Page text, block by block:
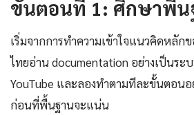
ขั้นตอนที่ 1: ศึกษาพื้น
เริ่มจากการทำความเข้าใจแนวคิดหลัก
ไทยอ่าน documentation อย่างเป็นระ
YouTube และลองทำตามทีละขั้นตอนอ
ก่อนที่พื้นฐานจะแน่น